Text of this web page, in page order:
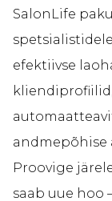
SalonLife
efektiivse
andmepõhise
Proovige
saab uue hoo